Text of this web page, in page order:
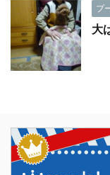
プ
大